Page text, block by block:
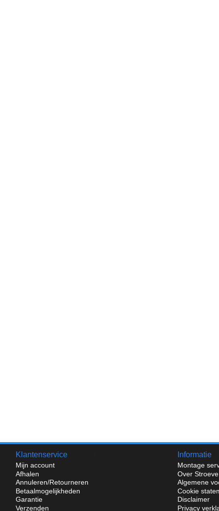
Klantenservice
Mijn account
Afhalen
Annuleren/Retourneren
Betaalmogelijkheden
Garantie
Verzenden
Informatie
Montage
Over
Algemene
Cookie
Disclaimer
Privacy